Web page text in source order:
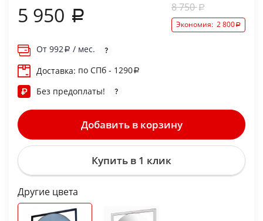
5 950 8 750
Экономия: 2 800
От 992
/ мес.
Доставка: по СПб - 1290
Без предоплаты!
Добавить в корзину
Купить в 1 клик
Другие цвета